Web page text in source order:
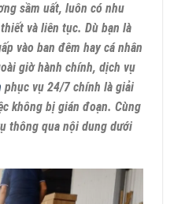
sầm uất, luôn có nhu
và liên tục. Dù bạn là
vào ban đêm hay cá nhân
giờ hành chính, dịch vụ
phục vụ 24/7 chính là giải
không bị gián đoạn. Cùng
thông qua nội dung dưới